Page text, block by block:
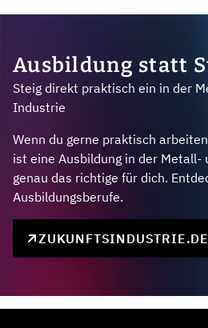
Ausbildung statt
Steig direkt praktisch ein in der
Industrie
Wenn du gerne praktisch
ist eine Ausbildung in der
genau das richtige für dich.
Ausbildungsberufe.
ZUKUNFTSINDUSTRIE.DE